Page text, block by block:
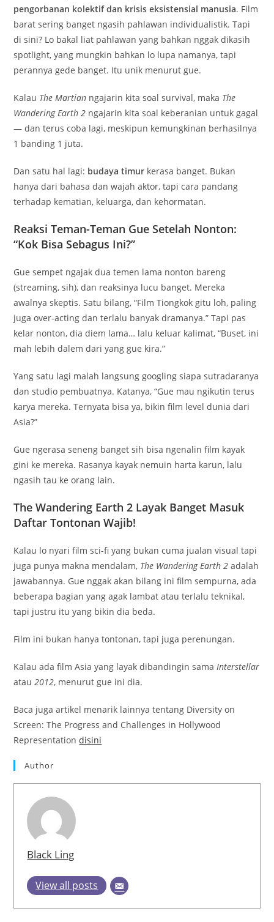
pengorbanan kolektif dan krisis eksistensial manusia. Film
barat sering banget ngasih pahlawan individualistik. Tapi
di sini? Lo bakal liat pahlawan yang bahkan nggak dikasih
spotlight, yang mungkin bahkan lo lupa namanya, tapi
perannya gede banget. Itu unik menurut gue.
Kalau The Martian ngajarin kita soal survival, maka The
Wandering Earth 2 ngajarin kita soal keberanian untuk gagal
— dan terus coba lagi, meskipun kemungkinan berhasilnya
1 banding 1 juta.
Dan satu hal lagi: budaya timur kerasa banget. Bukan
hanya dari bahasa dan wajah aktor, tapi cara pandang
terhadap kematian, keluarga, dan kehormatan.
Reaksi Teman-Teman Gue Setelah Nonton:
“Kok Bisa Sebagus Ini?”
Gue sempet ngajak dua temen lama nonton bareng
(streaming, sih), dan reaksinya lucu banget. Mereka
awalnya skeptis. Satu bilang, “Film Tiongkok gitu loh, paling
juga over-acting dan terlalu banyak dramanya.” Tapi pas
kelar nonton, dia diem lama… lalu keluar kalimat, “Buset, ini
mah lebih dalem dari yang gue kira.”
Yang satu lagi malah langsung googling siapa sutradaranya
dan studio pembuatnya. Katanya, “Gue mau ngikutin terus
karya mereka. Ternyata bisa ya, bikin film level dunia dari
Asia?”
Gue ngerasa seneng banget sih bisa ngenalin film kayak
gini ke mereka. Rasanya kayak nemuin harta karun, lalu
ngasih tau ke orang lain.
The Wandering Earth 2 Layak Banget Masuk
Daftar Tontonan Wajib!
Kalau lo nyari film sci-fi yang bukan cuma jualan visual tapi
juga punya makna mendalam, The Wandering Earth 2 adalah
jawabannya. Gue nggak akan bilang ini film sempurna, ada
beberapa bagian yang agak lambat atau terlalu teknikal,
tapi justru itu yang bikin dia beda.
Film ini bukan hanya tontonan, tapi juga perenungan.
Kalau ada film Asia yang layak dibandingin samaInterstellar
atau2012, menurut gue ini dia.
Baca juga artikel menarik lainnya tentang Diversity on
Screen: The Progress and Challenges in Hollywood
Representationdisini
Author
Black Ling
View all posts